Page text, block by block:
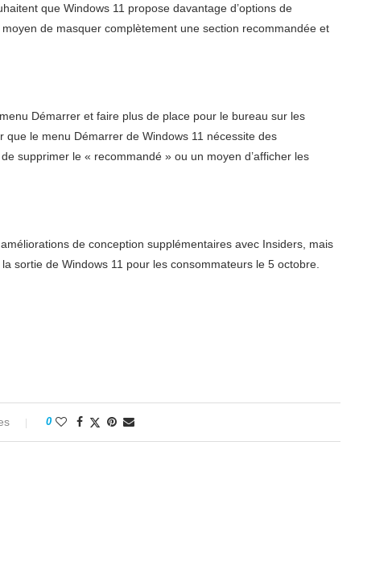
que Windows 11 propose davantage d’options de
de masquer complètement une section recommandée et
Démarrer et faire plus de place pour le bureau sur les
le menu Démarrer de Windows 11 nécessite des
supprimer le « recommandé » ou un moyen d’afficher les
de conception supplémentaires avec Insiders, mais
sortie de Windows 11 pour les consommateurs le 5 octobre.
0